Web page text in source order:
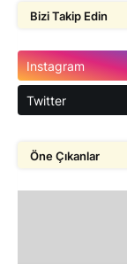
Bizi Takip Edin
Instagram
Twitter
Öne Çıkanlar